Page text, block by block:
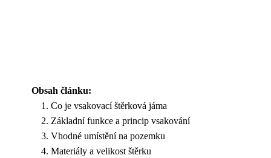
Obsah článku:
Co je vsakovací štěrková jáma
Základní funkce a princip vsakování
Vhodné umístění na pozemku
Materiály a velikost štěrku